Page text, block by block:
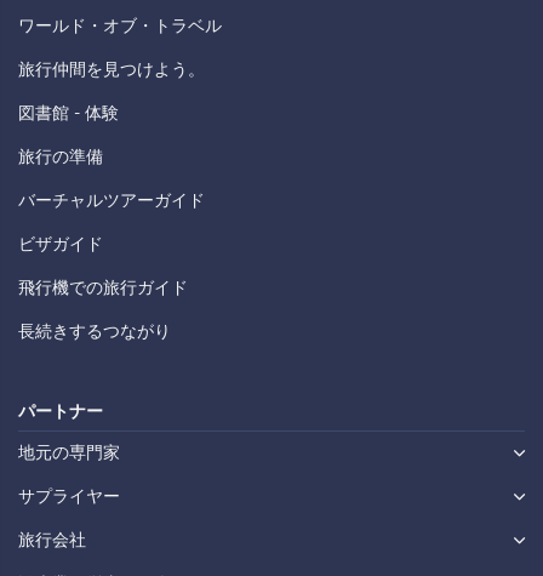
ワールド・オブ・トラベル
旅行仲間を見つけよう。
図書館 - 体験
旅行の準備
バーチャルツアーガイド
ビザガイド
飛行機での旅行ガイド
長続きするつながり
パートナー
地元の専門家
サプライヤー
旅行会社